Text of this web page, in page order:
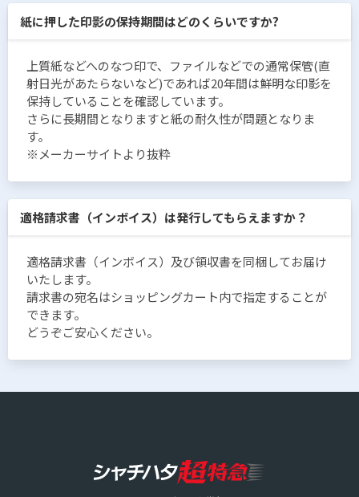
紙に押した印影の保持期間はどのくらいですか?
上質紙などへのなつ印で、ファイルなどでの通常保管(直
射日光があたらないなど)であれば20年間は鮮明な印影を
保持していることを確認しています。
さらに長期間となりますと紙の耐久性が問題となりま
す。
※メーカーサイトより抜粋
適格請求書（インボイス）は発行してもらえますか？
適格請求書（インボイス）及び領収書を同梱してお届け
いたします。
請求書の宛名はショッピングカート内で指定することが
できます。
どうぞご安心ください。